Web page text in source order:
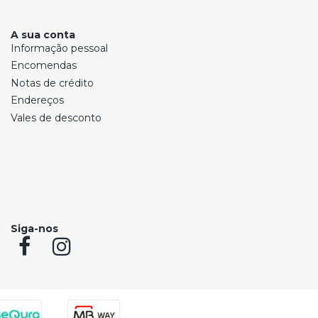
A sua conta
Informação pessoal
Encomendas
Notas de crédito
Endereços
Vales de desconto
Siga-nos